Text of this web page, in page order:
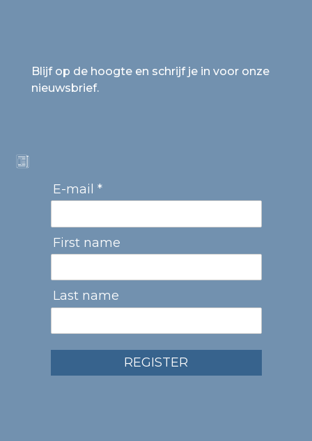
Blijf op de hoogte en schrijf je in voor onze
nieuwsbrief.
E-mail *
First name
Last name
REGISTER